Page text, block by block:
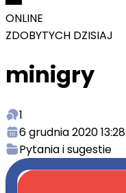
ONLINE
ZDOBYTYCH DZISIAJ
minigry
1
6 grudnia 2020 13:28
Pytania i sugestie